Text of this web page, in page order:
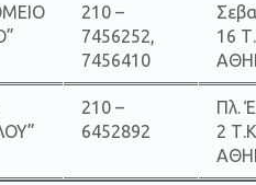
210 –
7456252,
7456410
16
210 –
6452892
Πλ.
2